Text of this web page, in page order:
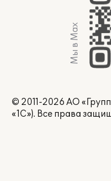
Мы в Max
© 2011-2026 АО
«1С»). Все права